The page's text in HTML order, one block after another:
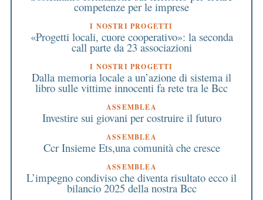
competenze per le imprese
I NOSTRI PROGETTI
«Progetti locali, cuore cooperativo»: la seconda
call parte da 23 associazioni
I NOSTRI PROGETTI
Dalla memoria locale a un’azione di sistema il
libro sulle vittime innocenti fa rete tra le Bcc
ASSEMBLEA
Investire sui giovani per costruire il futuro
ASSEMBLEA
Ccr Insieme Ets,una comunità che cresce
ASSEMBLEA
L’impegno condiviso che diventa risultato ecco il
bilancio 2025 della nostra Bcc